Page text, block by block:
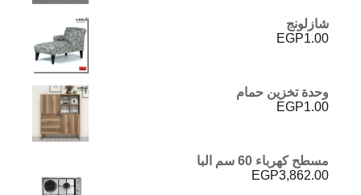
شازلونج
EGP1.00
وحدة تخزين حمام
EGP1.00
مسطح كهرباء 60 سم البا
EGP3,862.00